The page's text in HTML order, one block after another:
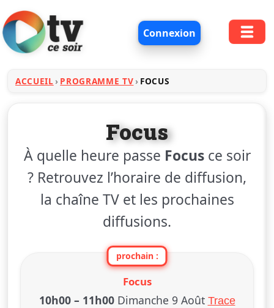
Connexion
ACCUEIL PROGRAMME TV FOCUS
Focus
À quelle heure passe Focusce soir
? Retrouvez l’horaire de diffusion,
la chaîne TV et les prochaines
diffusions.
prochain :
Focus
10h00– 11h00 Dimanche 9 Août Trace